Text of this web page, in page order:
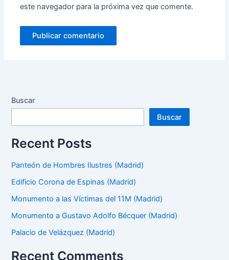
este navegador para la próxima vez que comente.
Buscar
Buscar
Recent Posts
Panteón de Hombres Ilustres (Madrid)
Edificio Corona de Espinas (Madrid)
Monumento a las Víctimas del 11M (Madrid)
Monumento a Gustavo Adolfo Bécquer (Madrid)
Palacio de Velázquez (Madrid)
Recent Comments